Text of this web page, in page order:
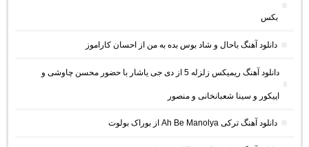
بکس
دانلود آهنگ باحال و شاد بوس بده به من از احسان کاراموز
دانلود آهنگ ریمیکس زلزله 5 از دی جی یاشار با حضور محسن چاوشی و
اپیکور و سینا شعبانخانی و منصور
دانلود آهنگ ترکی Ah Be Manolya از بوراک بولوت